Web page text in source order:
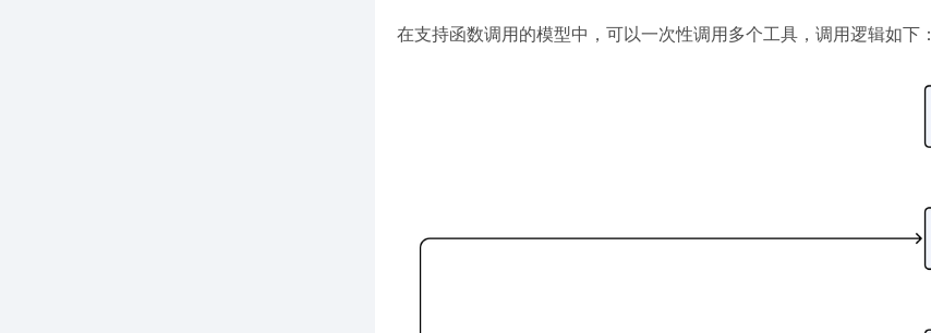
在支持函数调用的模型中，可以一次性调用多个工具，调用逻辑如下：